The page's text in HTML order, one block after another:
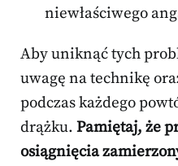
niewłaściwego
Aby uniknąć tych
uwagę na technikę
podczas każdego
drążku. Pamiętaj, że
osiągnięcia